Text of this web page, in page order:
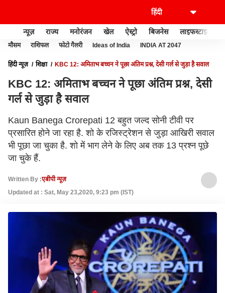
न्यूज़ राज्य मनोरंजन खेल ऐस्ट्रो बिजनेस लाइफस्टाइल
मौसम राशिफल फोटो गैलरी Ideas of India INDIA AT 2047
हिंदी न्यूज़ शिक्षा KBC 12: अमिताभ बच्चन ने पूछा अंतिम प्रश्न, देसी गर्ल से जुड़ा है सवाल
KBC 12: अमिताभ बच्चन ने पूछा अंतिम प्रश्न, देसी
गर्ल से जुड़ा है सवाल
Kaun Banega Crorepati 12 बहुत जल्द सोनी टीवी पर
प्रसारित होने जा रहा है. शो के रजिस्ट्रेशन से जुड़ा आखिरी सवाल
भी पूछा जा चुका है. शो में भाग लेने के लिए अब तक 13 प्रश्न पूछे
जा चुके हैं.
Written By :एबीपी न्यूज़
Updated at : Sat, May 23,2020, 9:23 pm (IST)